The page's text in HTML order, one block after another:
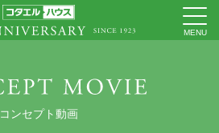
コンセプト動画